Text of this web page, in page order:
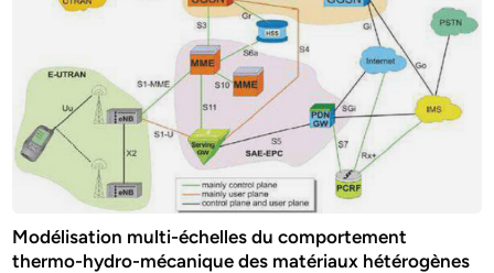
Modélisation multi-échelles du comportement
thermo-hydro-mécanique des matériaux hétérogènes